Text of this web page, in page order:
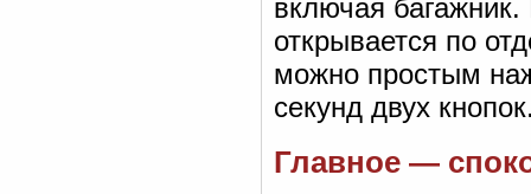
включая
открывается по
можно простым
секунд двух
Главное —